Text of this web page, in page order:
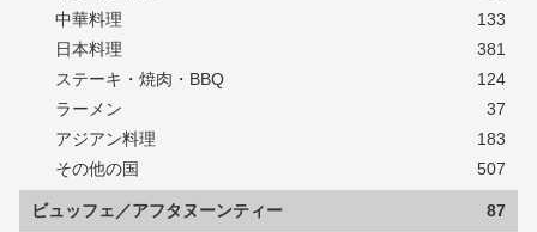
中華料理
133
日本料理
381
ステーキ・焼肉・BBQ
124
ラーメン
37
アジアン料理
183
その他の国
507
ビュッフェ／アフタヌーンティー 87